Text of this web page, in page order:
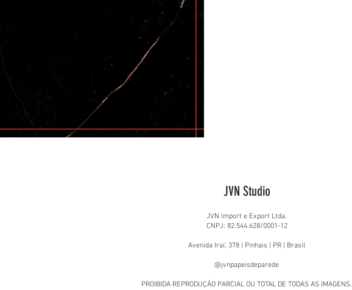
JVN Studio
JVN Import e Export Ltda.
CNPJ: 82.544.628/0001-12
Avenida Iraí, 378 | Pinhais | PR | Brasil
@jvnpapeisdeparede
PROIBIDA REPRODUÇÃO PARCIAL OU TOTAL DE TODAS AS IMAGENS.